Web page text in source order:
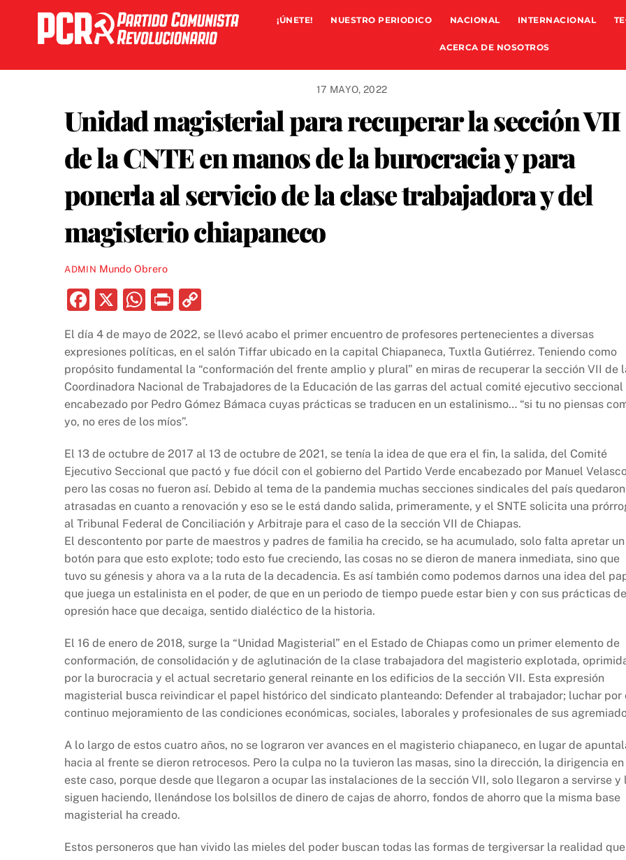
content
¡ÚNETE! NUESTRO PERIODICO NACIONAL INTERNACIONAL
ACERCA DE NOSOTROS
17 MAYO, 2022
Unidad magisterial para recuperar la sección VII
de la CNTE en manos de la burocracia y para
ponerla al servicio de la clase trabajadora y del
magisterio chiapaneco
ADMIN Mundo Obrero
F
c
e
b
o
o
k
X
W
at
s
A
p
p
P
nt p
y
Li
n
El día 4 de mayo de 2022, se llevó acabo el primer encuentro de profesores pertenecientes a diversas
expresiones políticas, en el salón Tiffar ubicado en la capital Chiapaneca, Tuxtla Gutiérrez. Teniendo como
propósito fundamental la “conformación del frente amplio y plural” en miras de recuperar la sección VII de
Coordinadora Nacional de Trabajadores de la Educación de las garras del actual comité ejecutivo seccional
encabezado por Pedro Gómez Bámaca cuyas prácticas se traducen en un estalinismo… “si tu no piensas
yo, no eres de los míos”.
El 13 de octubre de 2017 al 13 de octubre de 2021, se tenía la idea de que era el fin, la salida, del Comité
Ejecutivo Seccional que pactó y fue dócil con el gobierno del Partido Verde encabezado por Manuel
pero las cosas no fueron así. Debido al tema de la pandemia muchas secciones sindicales del país quedaron
atrasadas en cuanto a renovación y eso se le está dando salida, primeramente, y el SNTE solicita una
al Tribunal Federal de Conciliación y Arbitraje para el caso de la sección VII de Chiapas.
El descontento por parte de maestros y padres de familia ha crecido, se ha acumulado, solo falta apretar un
botón para que esto explote; todo esto fue creciendo, las cosas no se dieron de manera inmediata, sino que
tuvo su génesis y ahora va a la ruta de la decadencia. Es así también como podemos darnos una idea del
que juega un estalinista en el poder, de que en un periodo de tiempo puede estar bien y con sus prácticas de
opresión hace que decaiga, sentido dialéctico de la historia.
El 16 de enero de 2018, surge la “Unidad Magisterial” en el Estado de Chiapas como un primer elemento de
conformación, de consolidación y de aglutinación de la clase trabajadora del magisterio explotada,
por la burocracia y el actual secretario general reinante en los edificios de la sección VII. Esta expresión
magisterial busca reivindicar el papel histórico del sindicato planteando: Defender al trabajador; luchar por
continuo mejoramiento de las condiciones económicas, sociales, laborales y profesionales de sus
A lo largo de estos cuatro años, no se lograron ver avances en el magisterio chiapaneco, en lugar de
hacia al frente se dieron retrocesos. Pero la culpa no la tuvieron las masas, sino la dirección, la dirigencia en
este caso, porque desde que llegaron a ocupar las instalaciones de la sección VII, solo llegaron a servirse y
siguen haciendo, llenándose los bolsillos de dinero de cajas de ahorro, fondos de ahorro que la misma base
magisterial ha creado.
Estos personeros que han vivido las mieles del poder buscan todas las formas de tergiversar la realidad que